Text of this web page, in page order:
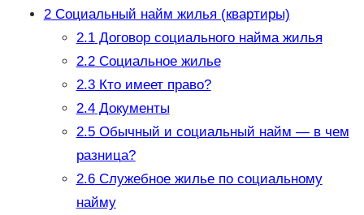
2Социальный найм жилья (квартиры)
2.1Договор социального найма жилья
2.2Социальное жилье
2.3Кто имеет право?
2.4Документы
2.5Обычный и социальный найм — в чем
разница?
2.6Служебное жилье по социальному
найму